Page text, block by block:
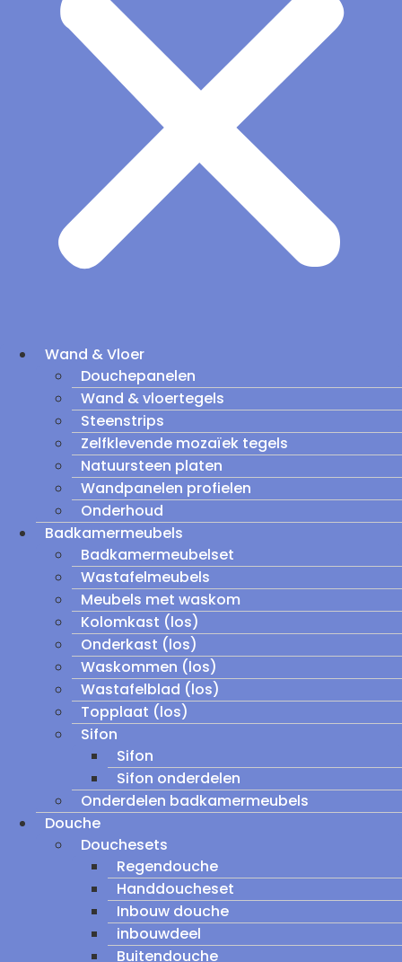
Wand & Vloer
Douchepanelen
Wand & vloertegels
Steenstrips
Zelfklevende mozaïek tegels
Natuursteen platen
Wandpanelen profielen
Onderhoud
Badkamermeubels
Badkamermeubelset
Wastafelmeubels
Meubels met waskom
Kolomkast (los)
Onderkast (los)
Waskommen (los)
Wastafelblad (los)
Topplaat (los)
Sifon
Sifon
Sifon onderdelen
Onderdelen badkamermeubels
Douche
Douchesets
Regendouche
Handdoucheset
Inbouw douche
inbouwdeel
Buitendouche